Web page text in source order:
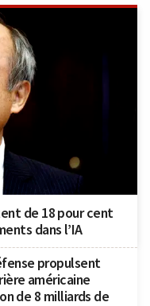
de 18 pour cent
dans l’IA
propulsent
américaine
de 8 milliards de